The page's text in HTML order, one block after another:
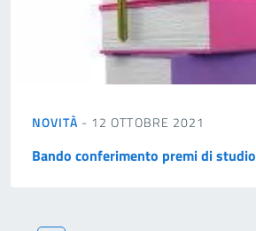
NOVITÀ - 12 OTTOBRE 2021
Bando conferimento premi di studio